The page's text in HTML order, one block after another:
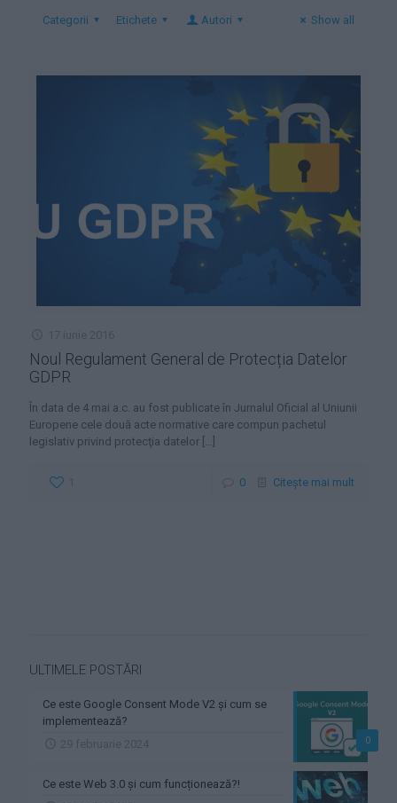
Categorii Etichete Autori Show all
Noul Regulament General de Protecția Datelor
GDPR
În data de 4 mai a.c. au fost publicate în Jurnalul Oficial al Uniunii
Europene cele două acte normative care compun pachetul
legislativ privind protecţia datelor […]
0 Citește mai mult
ULTIMELE POSTĂRI
0
Ce este Google Consent Mode V2 și cum se
implementează?
Ce este Web 3.0 și cum funcționează?!